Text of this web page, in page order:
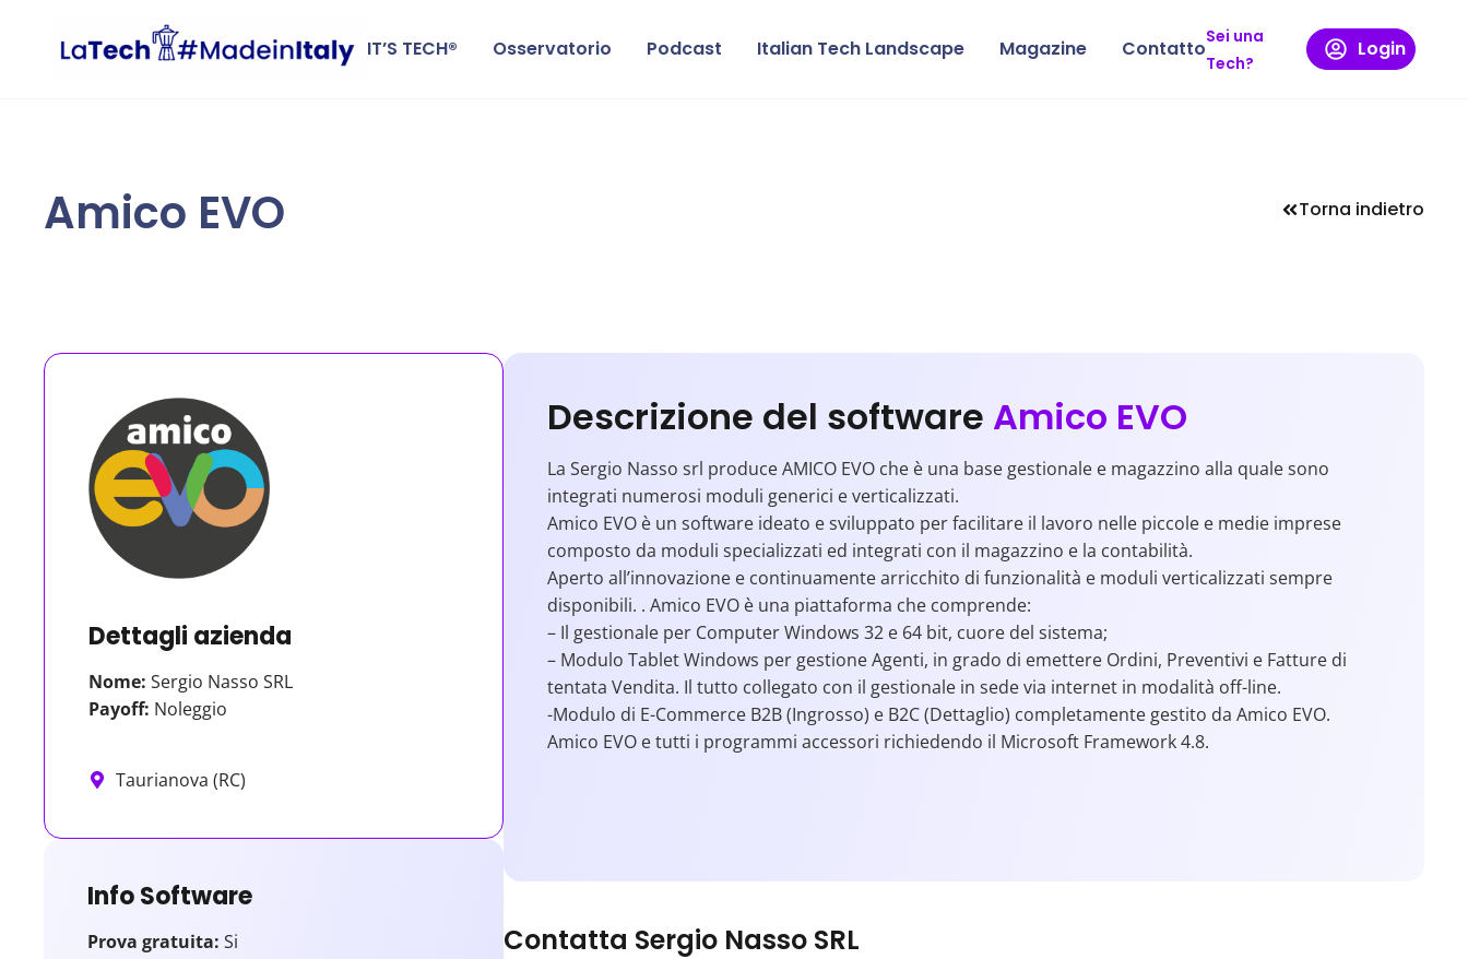
IT’S TECH® Osservatorio Podcast Italian Tech Landscape Magazine Contatto
Sei una
Tech?
Login
Amico EVO Torna indietro
Dettagli azienda
Nome: Sergio Nasso SRL
Payoff: Noleggio
Taurianova (RC)
Info Software
Prova gratuita: Si
Descrizione del software Amico EVO
La Sergio Nasso srl produce AMICO EVO che è una base gestionale e magazzino alla quale sono
integrati numerosi moduli generici e verticalizzati.
Amico EVO è un software ideato e sviluppato per facilitare il lavoro nelle piccole e medie imprese
composto da moduli specializzati ed integrati con il magazzino e la contabilità.
Aperto all’innovazione e continuamente arricchito di funzionalità e moduli verticalizzati sempre
disponibili. . Amico EVO è una piattaforma che comprende:
– Il gestionale per Computer Windows 32 e 64 bit, cuore del sistema;
– Modulo Tablet Windows per gestione Agenti, in grado di emettere Ordini, Preventivi e Fatture di
tentata Vendita. Il tutto collegato con il gestionale in sede via internet in modalità off-line.
-Modulo di E-Commerce B2B (Ingrosso) e B2C (Dettaglio) completamente gestito da Amico EVO.
Amico EVO e tutti i programmi accessori richiedendo il Microsoft Framework 4.8.
Contatta Sergio Nasso SRL